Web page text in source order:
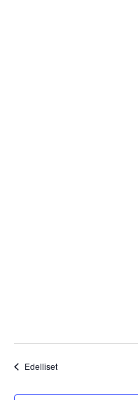
EdellisetTapahtumat